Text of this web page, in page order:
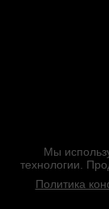
Мы
технологии.
Политика